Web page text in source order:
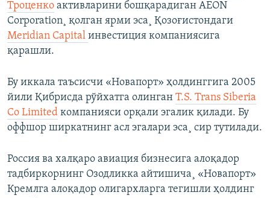
Троценко активларини бошқарадиган AEON
Corporation¸ қолган ярми эса¸ Қозоғистондаги
Meridian Capital инвестиция компаниясига
қарашли.
Бу иккала таъсисчи «Новапорт» ҳолдинггига 2005
йили Қибрисда рўйхатга олинган T.S. Trans Siberia
Co Limited компанияси орқали эгалик қилади. Бу
оффшор ширкатнинг асл эгалари эса¸ сир тутилади.
Россия ва халқаро авиация бизнесига алоқадор
тадбиркорнинг Озодликка айтишича¸ «Новапорт»
Кремлга алоқадор олигархларга тегишли ҳолдинг